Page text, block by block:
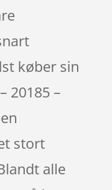
køber sin
20185 –
stort
alle